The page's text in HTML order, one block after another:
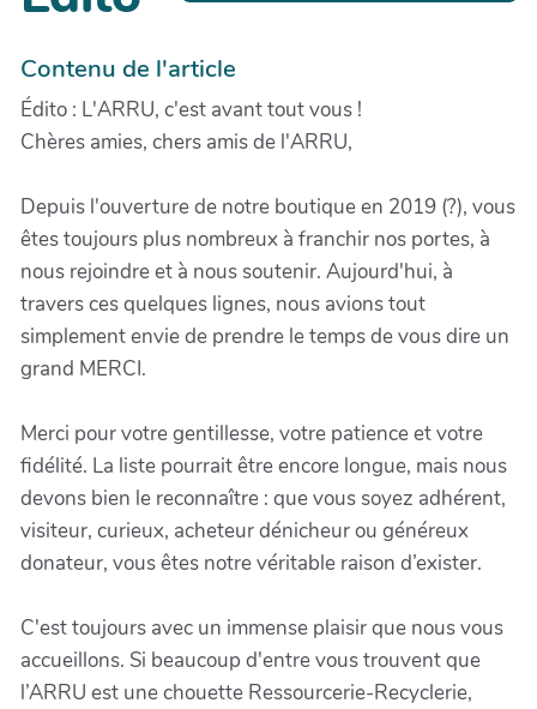
Contenu de l'article
Édito : L'ARRU, c'est avant tout vous !
Chères amies, chers amis de l'ARRU,
Depuis l'ouverture de notre boutique en 2019 (?), vous
êtes toujours plus nombreux à franchir nos portes, à
nous rejoindre et à nous soutenir. Aujourd'hui, à
travers ces quelques lignes, nous avions tout
simplement envie de prendre le temps de vous dire un
grand MERCI.
Merci pour votre gentillesse, votre patience et votre
fidélité. La liste pourrait être encore longue, mais nous
devons bien le reconnaître : que vous soyez adhérent,
visiteur, curieux, acheteur dénicheur ou généreux
donateur, vous êtes notre véritable raison d’exister.
C'est toujours avec un immense plaisir que nous vous
accueillons. Si beaucoup d'entre vous trouvent que
l’ARRU est une chouette Ressourcerie-Recyclerie,